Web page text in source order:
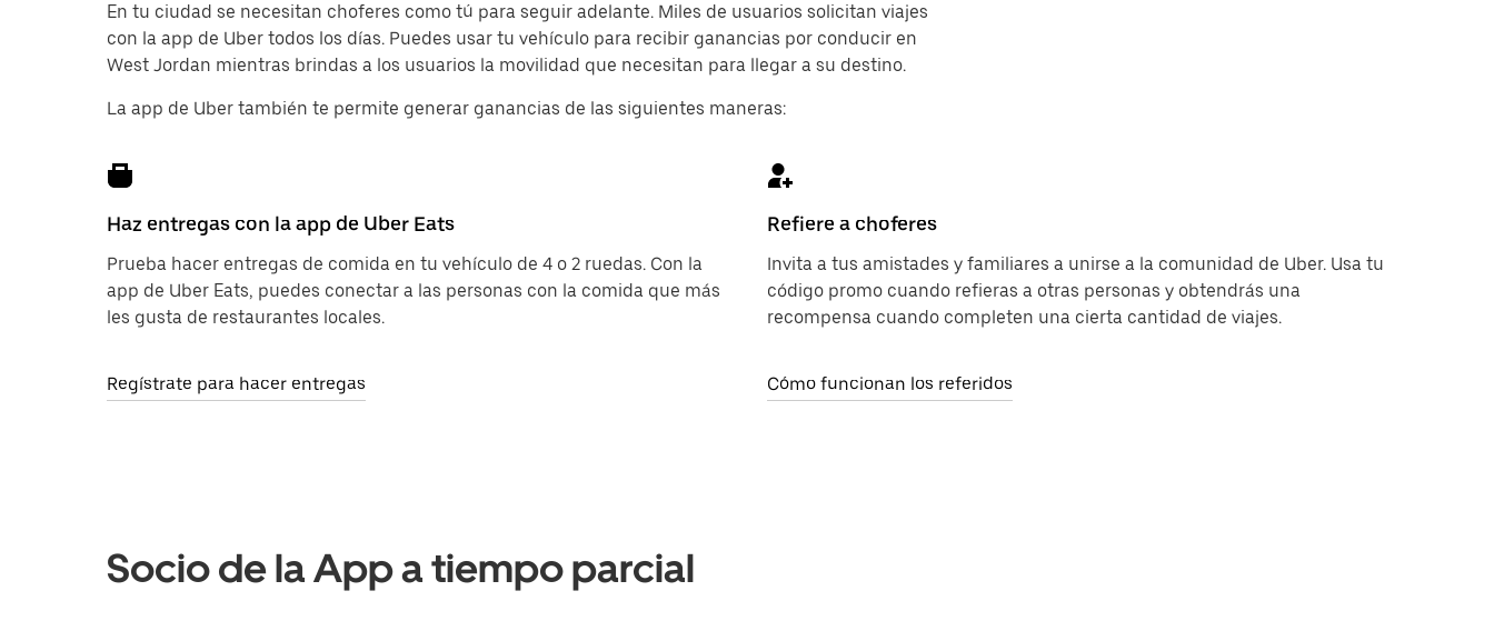
En tu ciudad se necesitan choferes como tú para seguir adelante. Miles de usuarios solicitan viajes
con la app de Uber todos los días. Puedes usar tu vehículo para recibir ganancias por conducir en
West Jordan mientras brindas a los usuarios la movilidad que necesitan para llegar a su destino.
La app de Uber también te permite generar ganancias de las siguientes maneras:
Haz entregas con la app de Uber Eats
Prueba hacer entregas de comida en tu vehículo de 4 o 2 ruedas. Con la
app de Uber Eats, puedes conectar a las personas con la comida que más
les gusta de restaurantes locales.
Regístrate para hacer entregas
Refiere a choferes
Invita a tus amistades y familiares a unirse a la comunidad de Uber. Usa tu
código promo cuando refieras a otras personas y obtendrás una
recompensa cuando completen una cierta cantidad de viajes.
Cómo funcionan los referidos
Socio de la App a tiempo parcial